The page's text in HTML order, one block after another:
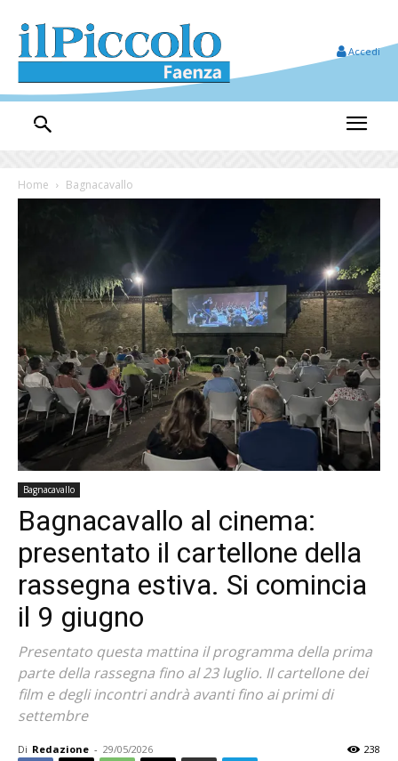
Accedi
Home Bagnacavallo
Bagnacavallo
Bagnacavallo al cinema:
presentato il cartellone della
rassegna estiva. Si comincia
il 9 giugno
Presentato questa mattina il programma della prima
parte della rassegna fino al 23 luglio. Il cartellone dei
film e degli incontri andrà avanti fino ai primi di
settembre
Di Redazione - 29/05/2026 238